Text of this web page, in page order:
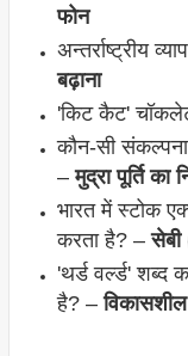
फोन
अन्तर्राष्ट्रीय
बढ़ाना
'किट कैट'
कौन-सी
–मुद्रा पूर्ति का
भारत में स्टोक
करता है? –
'थर्ड वर्ल्ड' शब्द
है? –